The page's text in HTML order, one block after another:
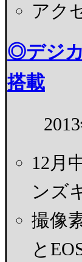
アク
◎デジ
搭載
2013
12月
ンズ
撮像
と